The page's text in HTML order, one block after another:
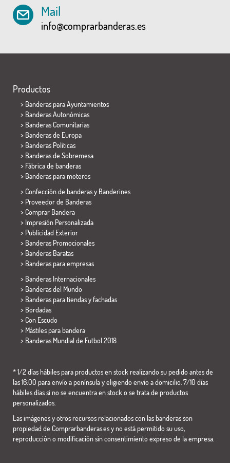
Mail
info@comprarbanderas.es
Productos
> Banderas para Ayuntamientos
> Banderas Autonómicas
> Banderas Comunitarias
> Banderas de Europa
> Banderas Políticas
> Banderas de Sobremesa
> Fábrica de banderas
> Banderas para moteros
> Confección de banderas y Banderines
> Proveedor de Banderas
> Comprar Bandera
> Impresión Personalizada
> Publicidad Exterior
> Banderas Promocionales
> Banderas Baratas
> Banderas para empresas
> Banderas Internacionales
> Banderas del Mundo
> Banderas para tiendas y fachadas
> Bordadas
> Con Escudo
> Mástiles para bandera
> Banderas Mundial de Futbol 2018
* 1/2 días hábiles para productos en stock realizando su pedido antes de
las 16:00 para envío a península y eligiendo envío a domicilio. 7/10 días
hábiles días si no se encuentra en stock o se trata de productos
personalizados.
Las imágenes y otros recursos relacionados con las banderas son
propiedad de Comprarbanderas.es y no está permitido su uso,
reproducción o modificación sin consentimiento expreso de la empresa.